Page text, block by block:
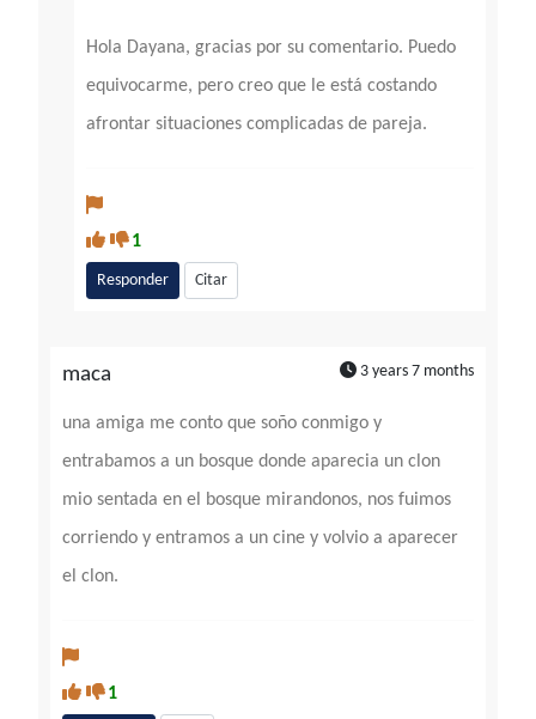
Hola Dayana, gracias por su comentario. Puedo
equivocarme, pero creo que le está costando
afrontar situaciones complicadas de pareja.
1
Responder Citar
maca 3 years 7 months
una amiga me conto que soño conmigo y
entrabamos a un bosque donde aparecia un clon
mio sentada en el bosque mirandonos, nos fuimos
corriendo y entramos a un cine y volvio a aparecer
el clon.
1